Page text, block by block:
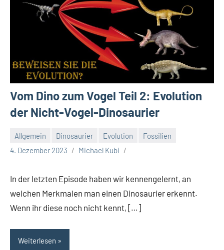
Vom Dino zum Vogel Teil 2: Evolution
der Nicht-Vogel-Dinosaurier
Allgemein Dinosaurier Evolution
Fossilien
4. Dezember 2023
Michael Kubi
In der letzten Episode haben wir kennengelernt, an
welchen Merkmalen man einen Dinosaurier erkennt.
Wenn ihr diese noch nicht kennt, […]
Weiterlesen